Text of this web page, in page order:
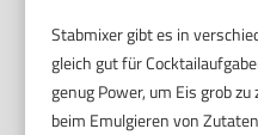
Stabmixer gibt es in
gleich gut für
genug Power, um Eis grob
beim Emulgieren von